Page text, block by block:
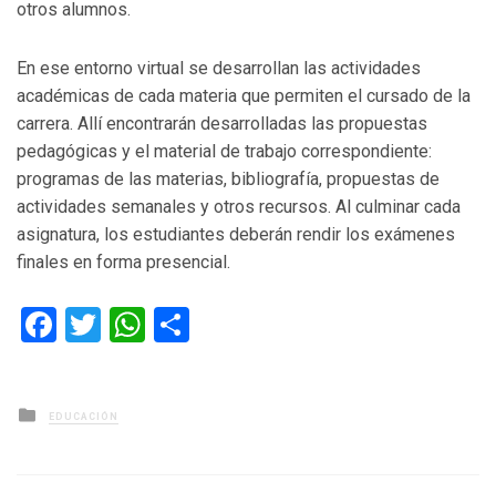
otros alumnos.
En ese entorno virtual se desarrollan las actividades
académicas de cada materia que permiten el cursado de la
carrera. Allí encontrarán desarrolladas las propuestas
pedagógicas y el material de trabajo correspondiente:
programas de las materias, bibliografía, propuestas de
actividades semanales y otros recursos. Al culminar cada
asignatura, los estudiantes deberán rendir los exámenes
finales en forma presencial.
Facebook
TwitterWhatsApp
Posted
in
EDUCACIÓN